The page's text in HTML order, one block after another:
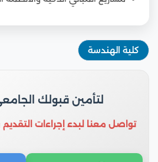
كلية الهندسة
لتأمين قبولك
تواصل معنا لبدء إجراءات